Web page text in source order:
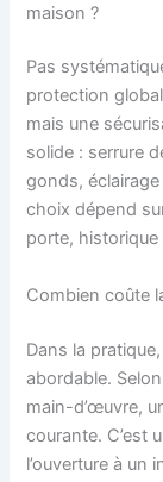
maison ?
Pas
protection
mais une
solide : serrure
gonds,
choix dépend
porte, historique
Combien coûte
Dans la
abordable.
main-d’œuvre,
courante. C’est
l’ouverture à un